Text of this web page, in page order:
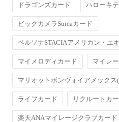
ドラゴンズカード ハローキ
ビックカメラSuicaカード
ペルソナSTACIAアメリカン・エ
マイメロディカード マイレ
マリオットボンヴォイアメック
ライフカード リクルートカ
楽天ANAマイレージクラブカード